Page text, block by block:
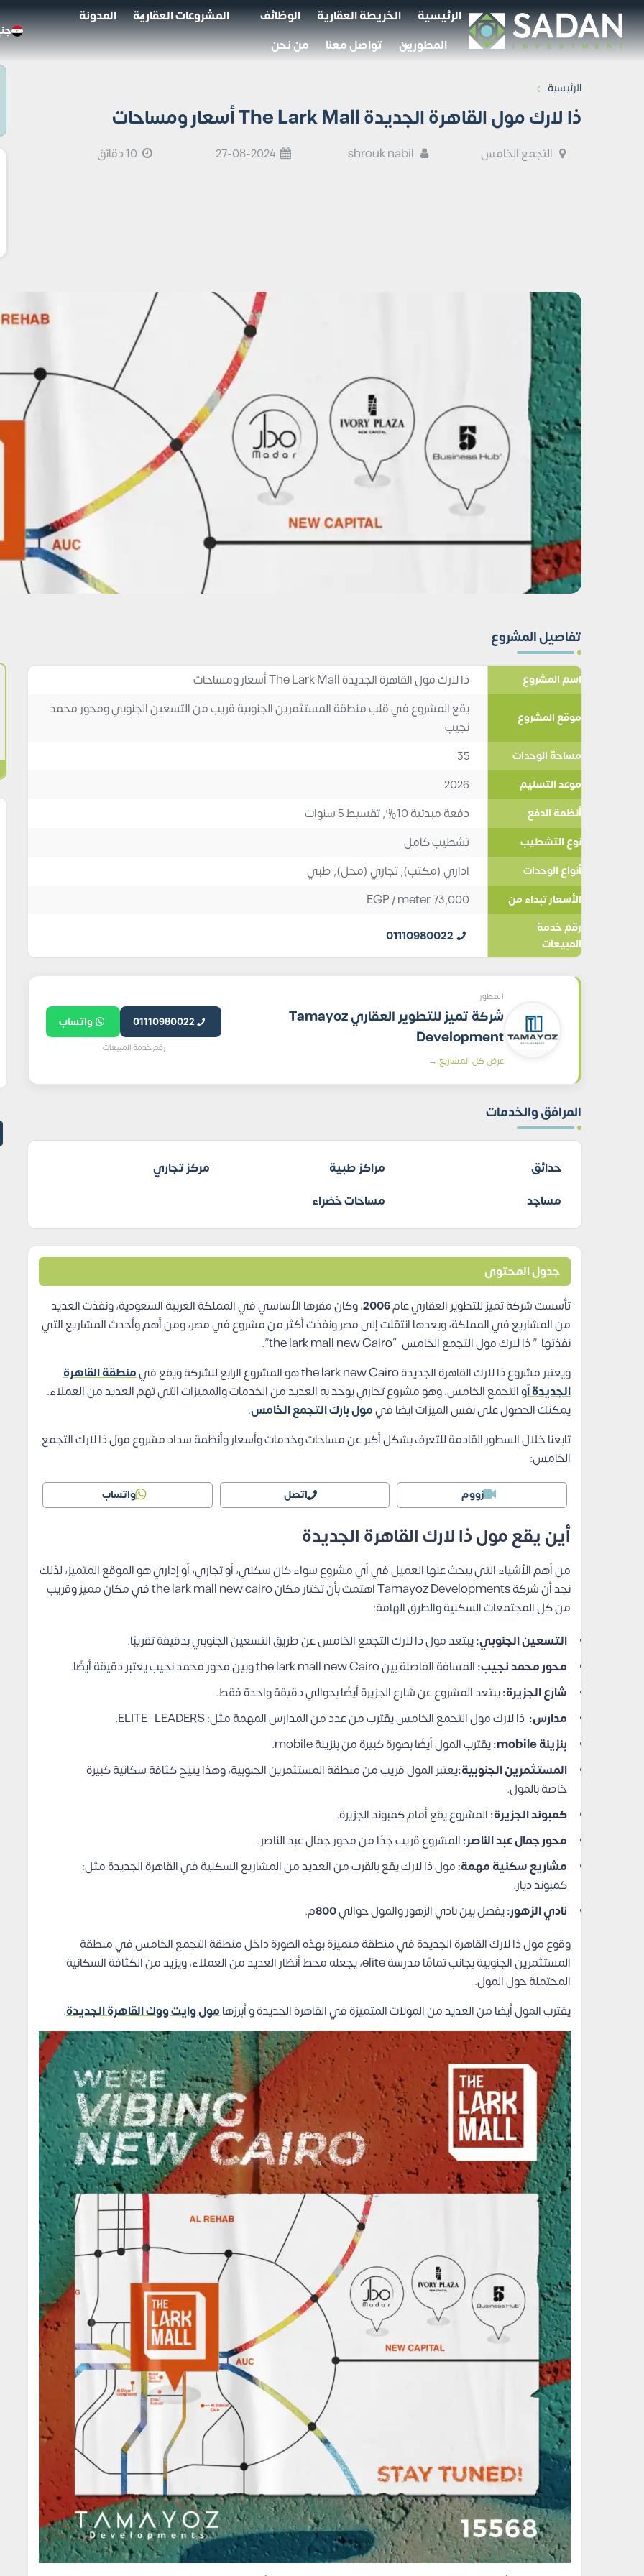
الرئيسية الخريطة العقارية الوظائف المشروعات العقارية
المدونة
المطورين
تواصل معنا من نحن
الرئيسية ›
ذا لارك مول القاهرة الجديدة The Lark Mall أسعار ومساحات
التجمع الخامس 27-08-2024
تفاصيل المشروع
اسم المشروع ذا لارك مول القاهرة الجديدة The Lark Mall أسعار ومساحات
موقع المشروع
يقع المشروع في قلب منطقة المستثمرين الجنوبية قريب من التسعين الجنوبي ومحور محمد
نجيب
مساحة الوحدات 35
موعد التسليم 2026
أنظمة الدفع دفعة مبدئية 10%, تقسيط 5 سنوات
نوع التشطيب تشطيب كامل
أنواع الوحدات اداري (مكتب),تجاري (محل),طبي
الأسعار تبداء من 73,000
EGP/ meter
رقم خدمة
المبيعات
01110980022
المطور
شركة تميز للتطوير العقاري Tamayoz
Development
عرض كل المشاريع →
01110980022 واتساب
رقم خدمة المبيعات
المرافق والخدمات
حدائق مراكز طبية
مركز تجاري
مساجد
مساحات خضراء
جدول المحتوى
تأسست شركة تميز للتطوير العقاري عام2006، وكان مقرها الأساسي في المملكة العربية السعودية، ونفذت العديد
من المشاريع في المملكة، وبعدها انتقلت إلى مصر ونفذت أكثر من مشروع في مصر، ومن أهم وأحدث المشاريع التي
نفذتها ” ذا لارك مول التجمع الخامس “the lark mall new Cairo”.
ويعتبر مشروع ذا لارك القاهرة الجديدة the lark new Cairo هو المشروع الرابع للشركة ويقع في
منطقة القاهرة
الجديدة أو التجمع الخامس، وهو مشروع تجاري يوجد به العديد من الخدمات والمميزات التي تهم العديد من العملاء.
يمكنك الحصول على نفس الميزات ايضا فيمول بارك التجمع الخامس.
تابعنا خلال السطور القادمة للتعرف بشكل أكبر عن مساحات وخدمات وأسعار وأنظمة سداد مشروع مول ذا لارك التجمع
الخامس:
زووم اتصل واتساب
أين يقع مول ذا لارك القاهرة الجديدة
من أهم الأشياء التي يبحث عنها العميل في أي مشروع سواء كان سكني، أو تجاري، أو إداري هو الموقع المتميز، لذلك
نجد أن شركة Tamayoz Developments اهتمت بأن تختار مكان the lark mall new cairo في مكان مميز وقريب
من كل المجتمعات السكنية والطرق الهامة:
التسعين الجنوبي:يبتعد مول ذا لارك التجمع الخامس عن طريق التسعين الجنوبي بدقيقة تقريبًا.
محور محمد نجيب:المسافة الفاصلة بين the lark mall new Cairo وبين محور محمد نجيب يعتبر دقيقة أيضًا.
شارع الجزيرة:يبتعد المشروع عن شارع الجزيرة أيضًا بحوالي دقيقة واحدة فقط.
مدارس: ذا لارك مول التجمع الخامس يقترب من عدد من المدارس المهمة مثل: ELITE- LEADERS.
بنزينة mobile:
يقترب المول أيضًا بصورة كبيرة من بنزينة mobile.
المستثمرين الجنوبية:يعتبر المول قريب من منطقة المستثمرين الجنوبية، وهذا يتيح كثافة سكانية كبيرة
خاصة بالمول.
كمبوند الجزيرة:المشروع يقع أمام كمبوند الجزيرة.
محور جمال عبد الناصر:المشروع قريب جدًا من محور جمال عبد الناصر.
مشاريع سكنية مهمة: مول ذا لارك يقع بالقرب من العديد من المشاريع السكنية في القاهرة الجديدة مثل:
كمبوند ديار.
نادي الزهور:يفصل بين نادي الزهور والمول حوالي800م.
وقوع مول ذا لارك القاهرة الجديدة في منطقة متميزة بهذه الصورة داخل منطقة التجمع الخامس في منطقة
المستثمرين الجنوبية بجانب تمامًا مدرسة elite، يجعله محط أنظار العديد من العملاء، ويزيد من الكثافة السكانية
المحتملة حول المول.
يقترب المول أيضا من العديد من المولات المتميزة في القاهرة الجديدة و أبرزهامول وايت ووك القاهرة الجديدة.